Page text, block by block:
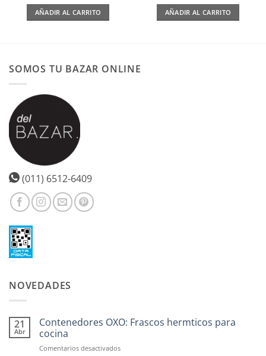
AÑADIR AL CARRITO AÑADIR AL CARRITO
SOMOS TU BAZAR ONLINE
(011) 6512-6409
NOVEDADES
21
Abr
Contenedores OXO: Frascos hermticos para
cocina
Comentarios desactivadosen